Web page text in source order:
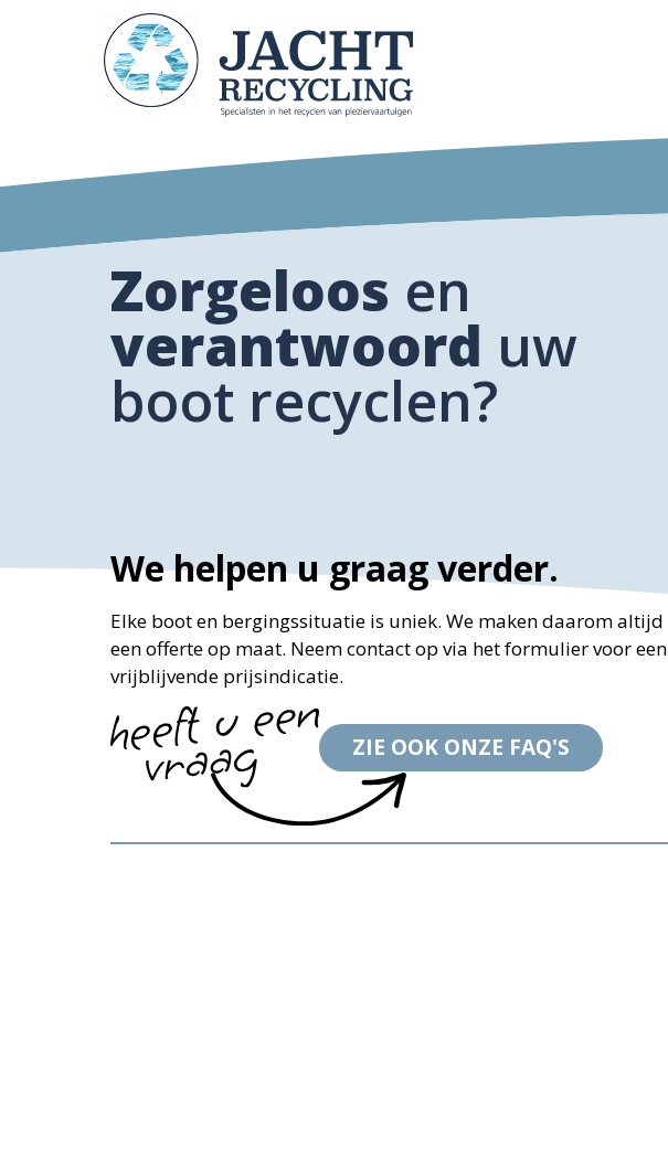
Zorgeloos en
verantwoord uw
boot recyclen?
We helpen u graag verder.
Elke boot en bergingssituatie is uniek. We maken daarom altijd
een offerte op maat. Neem contact op via het formulier voor een
vrijblijvende prijsindicatie.
ZIE OOK ONZE FAQ'S